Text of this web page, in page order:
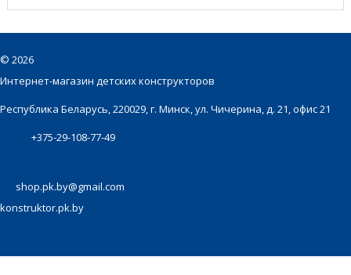
© 2026
Интернет-магазин детских конструкторов
Республика Беларусь, 220029, г. Минск, ул. Чичерина, д. 21, офис 21
+375-29-108-77-49
shop.pk.by@gmail.com
konstruktor.pk.by